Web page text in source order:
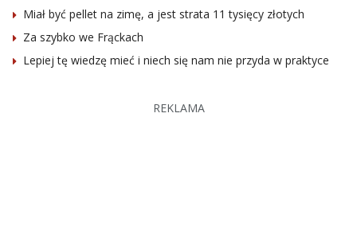
Miał być pellet na zimę, a jest strata 11 tysięcy złotych
Za szybko we Frąckach
Lepiej tę wiedzę mieć i niech się nam nie przyda w praktyce
REKLAMA